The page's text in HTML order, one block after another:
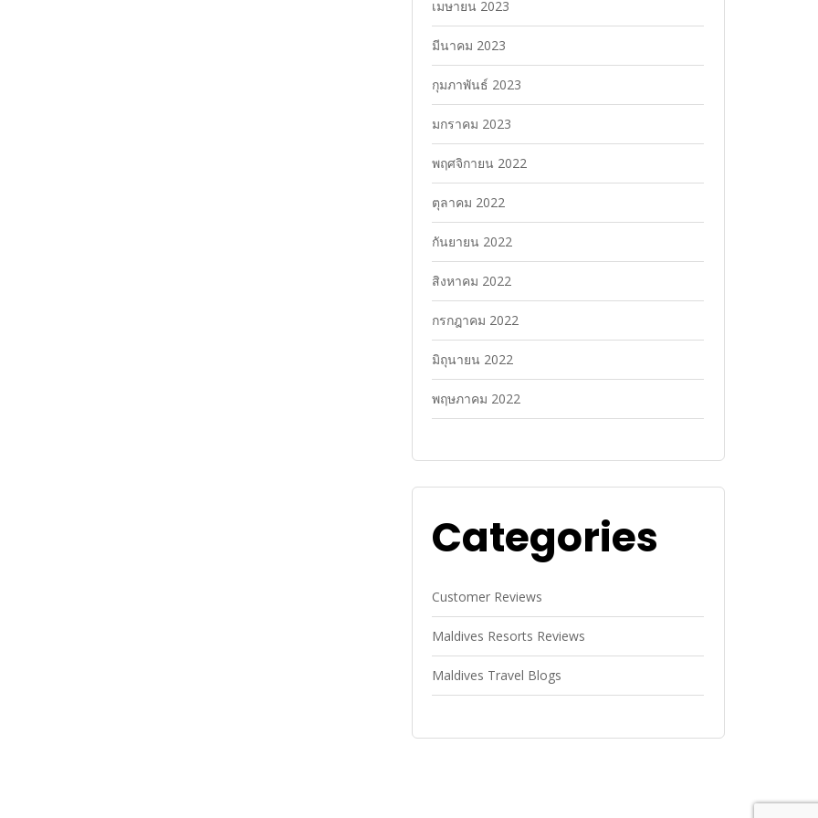
เมษายน 2023
มีนาคม 2023
กุมภาพันธ์ 2023
มกราคม 2023
พฤศจิกายน 2022
ตุลาคม 2022
กันยายน 2022
สิงหาคม 2022
กรกฎาคม 2022
มิถุนายน 2022
พฤษภาคม 2022
Categories
Customer Reviews
Maldives Resorts Reviews
Maldives Travel Blogs